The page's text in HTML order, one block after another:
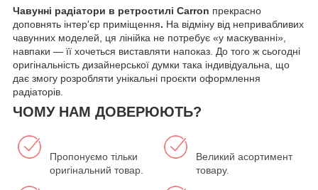
Чавунні радіатори в ретростилі Carron прекрасно
доповнять інтер'єр приміщення. На відміну від непривабливих
чавунних моделей, ця лінійка не потребує «у маскуванні»,
навпаки — її хочеться виставляти напоказ. До того ж сьогодні
оригінальність дизайнерської думки така індивідуальна, що
дає змогу розробляти унікальні проєкти оформлення
радіаторів.
ЧОМУ НАМ ДОВЕРЮЮТЬ?
Пропонуємо тільки
оригінальний товар.
Великий асортимент
товару.